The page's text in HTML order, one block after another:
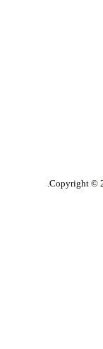
Copyright ©